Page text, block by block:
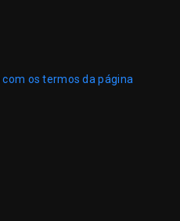
os termos da página